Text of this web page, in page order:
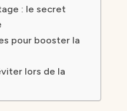
: le secret
pour booster la
lors de la